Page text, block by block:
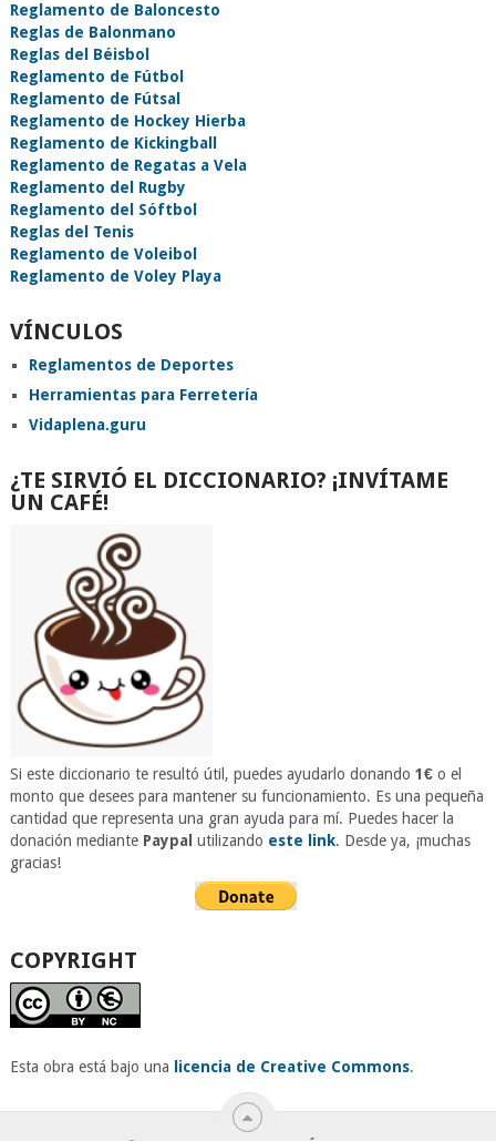
Reglamento de Baloncesto
Reglas de Balonmano
Reglas del Béisbol
Reglamento de Fútbol
Reglamento de Fútsal
Reglamento de Hockey Hierba
Reglamento de Kickingball
Reglamento de Regatas a Vela
Reglamento del Rugby
Reglamento del Sóftbol
Reglas del Tenis
Reglamento de Voleibol
Reglamento de Voley Playa
VÍNCULOS
Reglamentos de Deportes
Herramientas para Ferretería
Vidaplena.guru
¿TE SIRVIÓ EL DICCIONARIO? ¡INVÍTAME
UN CAFÉ!
Si este diccionario te resultó útil, puedes ayudarlo donando 1€o el
monto que desees para mantener su funcionamiento. Es una pequeña
cantidad que representa una gran ayuda para mí. Puedes hacer la
donación mediante Paypal utilizando este link. Desde ya, ¡muchas
gracias!
COPYRIGHT
Esta obra está bajo una licencia de Creative Commons.